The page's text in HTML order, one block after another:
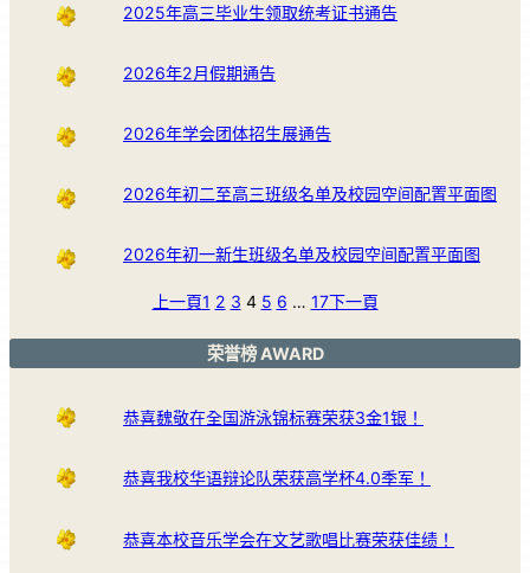
2025年高三毕业生领取统考证书通告
2026年2月假期通告
2026年学会团体招生展通告
2026年初二至高三班级名单及校园空间配置平面图
2026年初一新生班级名单及校园空间配置平面图
上一頁1 2 3 4 5 6 … 17下一頁
荣誉榜 AWARD
恭喜魏敬在全国游泳锦标赛荣获3金1银！
恭喜我校华语辩论队荣获高学杯4.0季军！
恭喜本校音乐学会在文艺歌唱比赛荣获佳绩！